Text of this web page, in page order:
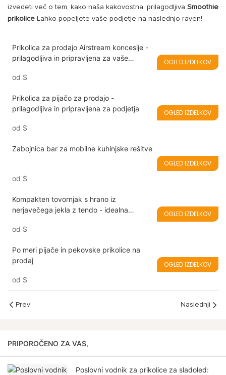
izvedeti več o tem, kako naša kakovostna, prilagodljiva Smoothie
prikolice Lahko popeljete vaše podjetje na naslednjo raven!
Prikolica za prodajo Airstream koncesije -
prilagodljiva in pripravljena za vaše
od $
OGLED IZDELKOV
Prikolica za pijačo za prodajo -
prilagodljiva in pripravljena za podjetja
od $
OGLED IZDELKOV
Zabojnica bar za mobilne kuhinjske rešitve
od $
OGLED IZDELKOV
Kompakten tovornjak s hrano iz
nerjavečega jekla z tendo - idealna
od $
OGLED IZDELKOV
Po meri pijače in pekovske prikolice na
prodaj
od $
OGLED IZDELKOV
Prev Naslednji
PRIPOROČENO ZA VAS,
Poslovni vodnik za prikolice za sladoled: